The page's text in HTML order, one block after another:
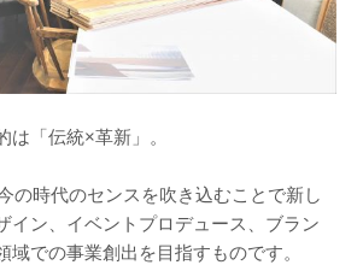
は「伝統×革新」。
の時代のセンスを吹き込むことで新し
イン、イベントプロデュース、ブラン
域での事業創出を目指すものです。